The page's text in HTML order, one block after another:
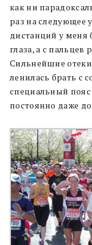
как ни
раз на следующее
дистанций у меня
глаза, а с пальцев
Сильнейшие
ленилась брать с
специальный
постоянно даже